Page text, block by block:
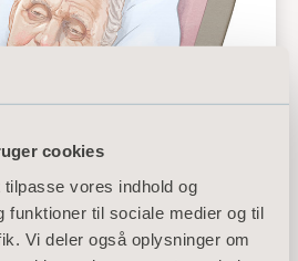
cookies
vores indhold og
funktioner til sociale medier og til
Vi deler også oplysninger om